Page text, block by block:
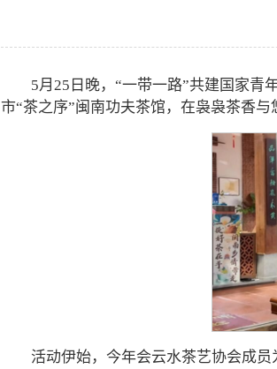
5月25日晚，“一带一路”共建国家青
市“茶之序”闽南功夫茶馆，在袅袅茶香
活动伊始，今年会云水茶艺协会成